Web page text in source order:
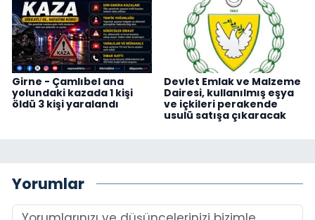
Girne - Çamlıbel ana
yolundaki kazada 1 kişi
öldü 3 kişi yaralandı
Devlet Emlak ve Malzeme
Dairesi, kullanılmış eşya
ve içkileri perakende
usulü satışa çıkaracak
Yorumlar